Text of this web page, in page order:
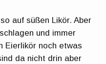
auf süßen Likör. Aber
und immer
Eierlikör noch etwas
da nicht drin aber